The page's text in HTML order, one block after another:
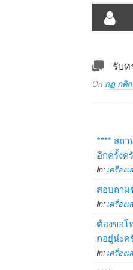
รับ
On กฏ กติก
**** สถา
อีกครั้งค
In: เครื่อง
สอบถาม
In: เครื่อง
ต้องขอ
กอยู่น่ะ
In: เครื่อง